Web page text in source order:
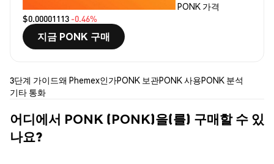
PONK 가격
$0.00001113 -0.46%
지금 PONK 구매
3단계 가이드왜 Phemex인가PONK 보관PONK 사용PONK 분석
기타 통화
어디에서 PONK (PONK)을(를) 구매할 수 있
나요?